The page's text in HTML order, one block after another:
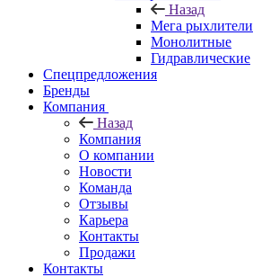
Назад
Мега рыхлители
Монолитные
Гидравлические
Спецпредложения
Бренды
Компания
Назад
Компания
О компании
Новости
Команда
Отзывы
Карьера
Контакты
Продажи
Контакты